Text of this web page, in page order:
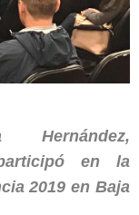
en la
2019 en Baja